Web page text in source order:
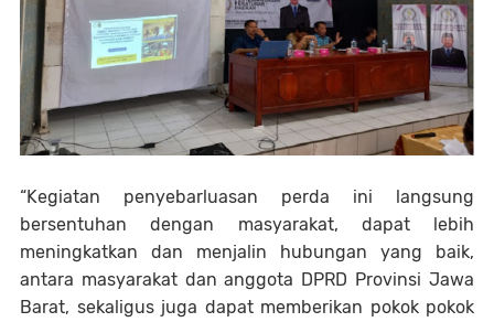
“Kegiatan penyebarluasan perda ini langsung
bersentuhan dengan masyarakat, dapat lebih
meningkatkan dan menjalin hubungan yang baik,
antara masyarakat dan anggota DPRD Provinsi Jawa
Barat, sekaligus juga dapat memberikan pokok pokok